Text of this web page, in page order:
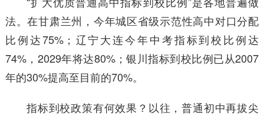
法。在甘肃兰州，今年城区省级示范性高中对口分配
比例达75%；辽宁大连今年中考指标到校比例达
74%，2029年将达80%；银川指标到校比例已从2007
年的30%提高至目前的70%。
指标到校政策有何效果？以往，普通初中再拔尖